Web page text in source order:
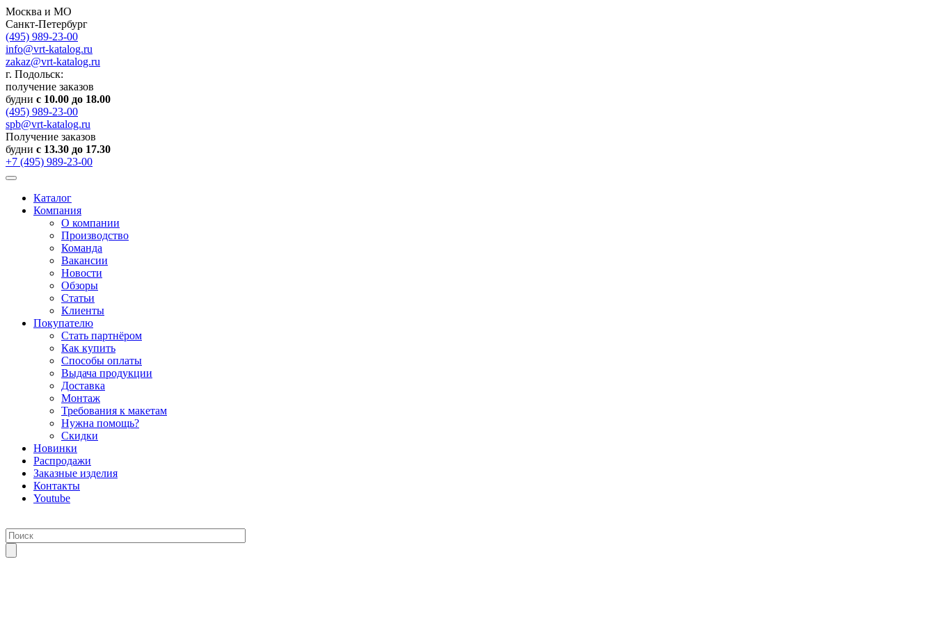
Москва и МО
Санкт-Петербург
(495) 989-23-00
info@vrt-katalog.ru
zakaz@vrt-katalog.ru
г. Подольск:
получение заказов
будни с 10.00 до 18.00
(495) 989-23-00
spb@vrt-katalog.ru
Получение заказов
будни с 13.30 до 17.30
+7 (495) 989-23-00
Каталог
Компания
О компании
Производство
Команда
Вакансии
Новости
Обзоры
Статьи
Клиенты
Покупателю
Стать партнёром
Как купить
Способы оплаты
Выдача продукции
Доставка
Монтаж
Требования к макетам
Нужна помощь?
Скидки
Новинки
Распродажи
Заказные изделия
Контакты
Youtube